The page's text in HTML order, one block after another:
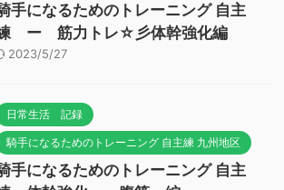
手になるためのトレーニング 自主
ー 筋力トレ☆彡体幹強化編
2023/5/27
日常生活 記録
騎手になるためのトレーニング 自主練 九州地区
手になるためのトレーニング 自主